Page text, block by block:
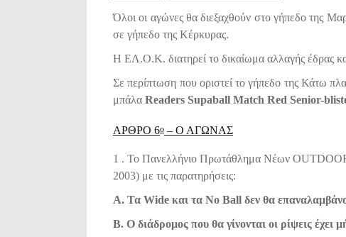
Όλοι οι αγώνες θα διεξαχθούν στο γήπεδο της
σε γήπεδο της Κέρκυρας.
Η ΕΛ.Ο.Κ. διατηρεί το δικαίωμα αλλαγής έδρας
Σε περίπτωση που οριστεί το γήπεδο της Κάτω
μπάλα Readers Supaball Match Red Senior-
ΑΡΘΡΟ 6Ο – Ο ΑΓΩΝΑΣ
1 . Το Πανελλήνιο Πρωτάθλημα Νέων OUTDOOR
2003) με τις παρατηρήσεις:
Α. Τα Wide και τα No Ball δεν θα
Β. Ο διάδρομος που θα γίνονται οι ρίψεις έχει